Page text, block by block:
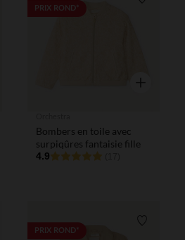
de souhaits
rapide
PRIX ROND*
Aperçu
Bombers en toile avec
surpiqûres fantaisie fille
4.9
de souhaits
PRIX ROND*